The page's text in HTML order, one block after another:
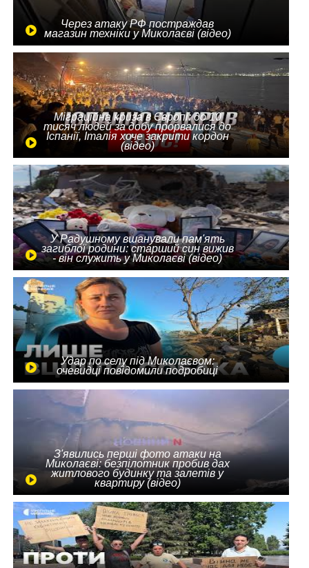
Через атаку РФ постраждав
магазин техніки у Миколаєві (відео)
Міграційна криза в Європі: до 10
тисяч людей за добу прорвалися до
Іспанії, Італія хоче закрити кордон
(відео)
У Радушному вшанували пам'ять
загиблої родини: старший син вижив
- він служить у Миколаєві (відео)
Удар по селу під Миколаєвом:
очевидці повідомили подробиці
З'явились перші фото атаки на
Миколаєві: безпілотник пробив дах
житлового будинку та залетів у
квартиру (відео)